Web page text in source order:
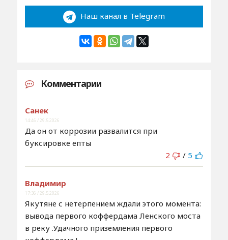
Наш канал в Telegram
Комментарии
Санек
14:46 / 29.5.2026
Да он от коррозии развалится при
буксировке епты
2
/ 5
Владимир
17:36 / 29.5.2026
Якутяне с нетерпением ждали этого момента:
вывода первого коффердама Ленского моста
в реку .Удачного приземления первого